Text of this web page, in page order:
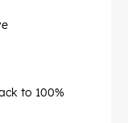
to 100%